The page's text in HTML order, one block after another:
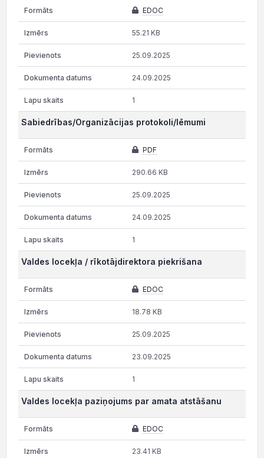
EDOC
55.21 KB
25.09.2025
24.09.2025
1
Sabiedrības/Organizācijas protokoli/lēmumi
PDF
290.66 KB
25.09.2025
24.09.2025
1
Valdes locekļa / rīkotājdirektora piekrišana
EDOC
18.78 KB
25.09.2025
23.09.2025
1
Valdes locekļa paziņojums par amata atstāšanu
EDOC
23.41 KB